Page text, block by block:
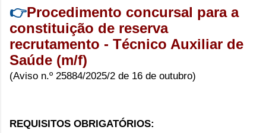
👉Procedimento concursal para a
constituição de reserva
recrutamento - Técnico Auxiliar de
Saúde (m/f)
(Aviso n.º 25884/2025/2 de 16 de outubro)
REQUISITOS OBRIGATÓRIOS: